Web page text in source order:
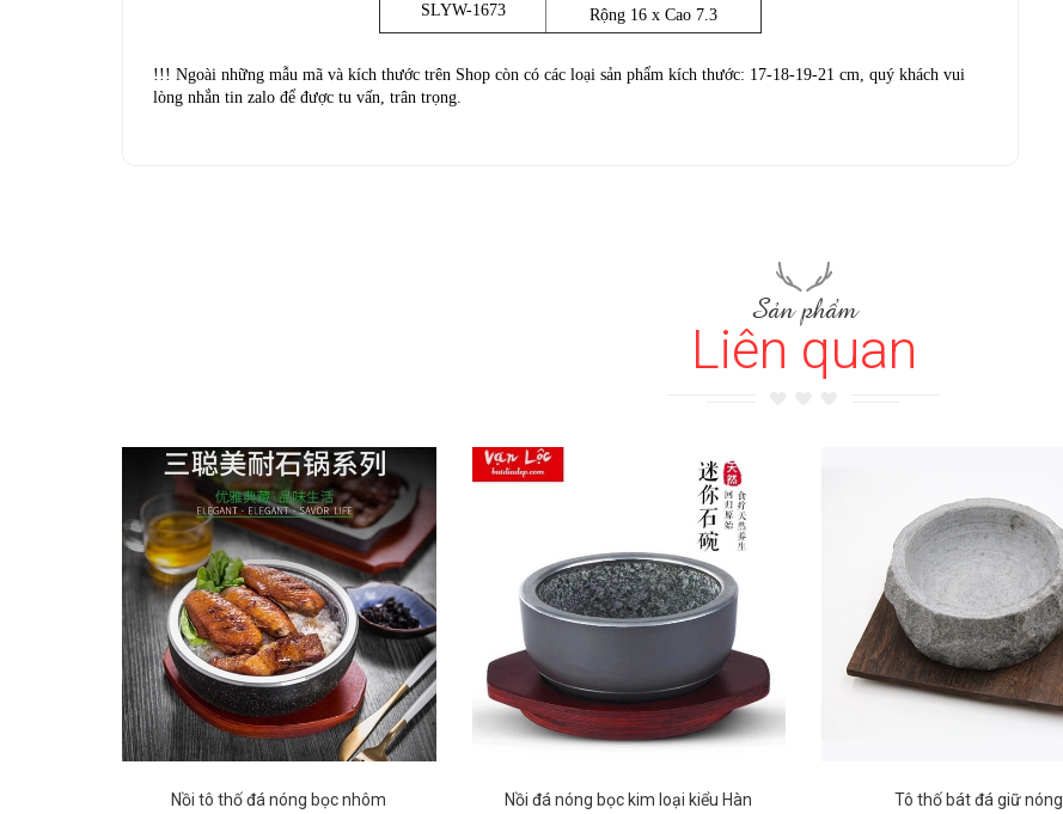
SLYW-1673
Rộng 16 x Cao 7.3
!!! Ngoài những mẫu mã và kích thước trên Shop còn có các loại sản phẩm kích thước: 17-18-19-21 cm, quý khách vui
lòng nhắn tin zalo để được tu vấn, trân trọng.
Sản phẩm
Liên quan
Nồi tô thố đá nóng bọc nhôm Nồi đá nóng bọc kim loại kiểu Hàn Tô thố bát đá giữ nóng